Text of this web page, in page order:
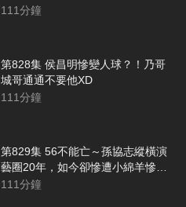
111分鐘
第828集 侯昌明慘變人球？！乃哥
城哥通通不要他XD
111分鐘
第829集 56不能亡～孫協志縱橫演
藝圈20年，如今卻慘遭小綿羊慘
電？
111分鐘